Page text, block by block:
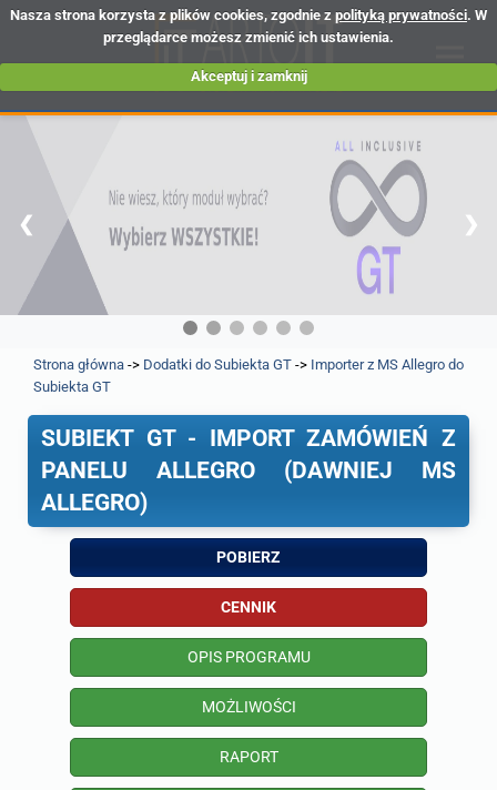
Nasza strona korzysta z plików cookies, zgodnie z polityką prywatności. W
przeglądarce możesz zmienić ich ustawienia.
Akceptuj i zamknij
❮ ❯
Strona główna -> Dodatki do Subiekta GT -> Importer z MS Allegro do
Subiekta GT
SUBIEKT GT - IMPORT ZAMÓWIEŃ Z
PANELU ALLEGRO (DAWNIEJ MS
ALLEGRO)
POBIERZ
CENNIK
OPIS PROGRAMU
MOŻLIWOŚCI
RAPORT